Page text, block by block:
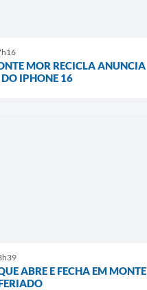
MOR RECICLA ANUNCIA
IPHONE 16
ABRE E FECHA EM MONTE